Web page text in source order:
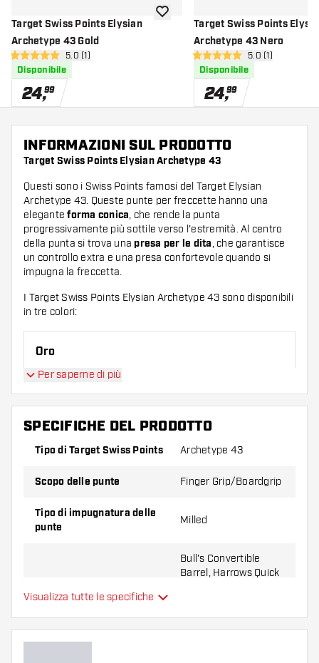
Target Swiss Points Elysian
Archetype 43 Gold
apri pannello recensioni
5 stelle di valutazione
5.0 (1)
Disponibile
24,99
aggiungi alla lista dei desideri
Target Swiss Points
Archetype 43 Nero
apri pannello
5 stelle di valutazione
5.0 (1)
Disponibile
24,99
INFORMAZIONI SUL PRODOTTO
Target Swiss Points Elysian Archetype 43
Questi sono i Swiss Points famosi del Target Elysian
Archetype 43. Queste punte per freccette hanno una
eleganteforma conica, che rende la punta
progressivamente più sottile verso l'estremità. Al centro
della punta si trova unapresa per le dita, che garantisce
un controllo extra e una presa confortevole quando si
impugna la freccetta.
I Target Swiss Points Elysian Archetype 43 sono disponibili
in tre colori:
Oro
Argento
Nero
adattare le tue freccette perfettamente al tuo stile di
30 mm
42 mm
Per saperne di più
SPECIFICHE DEL PRODOTTO
Tipo di Target Swiss Points Archetype 43
Scopo delle punte Finger Grip/Boardgrip
Tipo di impugnatura delle
punte
Milled
Adatto per
Bull's Convertible
Barrel, Harrows Quick
Turbo Barrel, Target
Swiss Barrel, Winmau
Visualizza tutte le specifiche